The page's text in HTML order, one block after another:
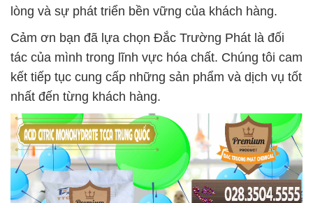
lòng và sự phát triển bền vững của khách hàng.
Cảm ơn bạn đã lựa chọn Đắc Trường Phát là đối
tác của mình trong lĩnh vực hóa chất. Chúng tôi cam
kết tiếp tục cung cấp những sản phẩm và dịch vụ tốt
nhất đến từng khách hàng.